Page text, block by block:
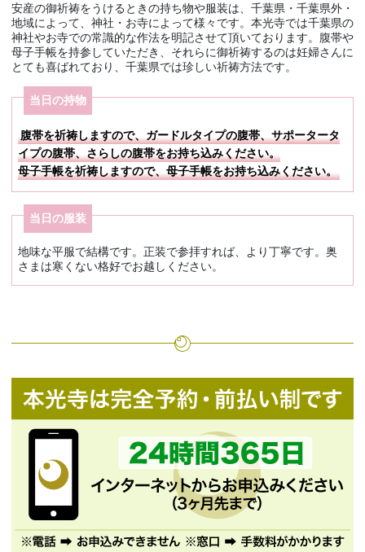
安産の御祈祷をうけるときの持ち物や服装は、千葉県・千葉県外・
地域によって、神社・お寺によって様々です。本光寺では千葉県の
神社やお寺での常識的な作法を明記させて頂いております。腹帯や
母子手帳を持参していただき、それらに御祈祷するのは妊婦さんに
とても喜ばれており、千葉県では珍しい祈祷方法です。
当日の持物
腹帯を祈祷しますので、ガードルタイプの腹帯、サポータータ
イプの腹帯、さらしの腹帯をお持ち込みください。
母子手帳を祈祷しますので、母子手帳をお持ち込みください。
当日の服装
地味な平服で結構です。正装で参拝すれば、より丁寧です。奥
さまは寒くない格好でお越しください。